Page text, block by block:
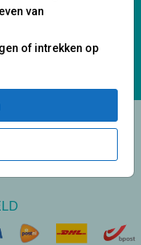
van
of intrekken op
klaar!
reviews